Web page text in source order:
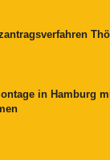
in Hamburg